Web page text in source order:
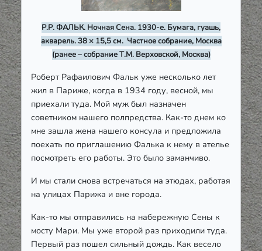
Р.Р. ФАЛЬК. Ночная Сена. 1930-е. Бумага, гуашь,
акварель. 38 × 15,5 см. Частное собрание, Москва
(ранее – собрание Т.М. Верховской, Москва)
Роберт Рафаилович Фальк уже несколько лет
жил в Париже, когда в 1934 году, весной, мы
приехали туда. Мой муж был назначен
советником нашего полпредства. Как-то днем ко
мне зашла жена нашего консула и предложила
поехать по приглашению Фалька к нему в ателье
посмотреть его работы. Это было заманчиво.
И мы стали снова встречаться на этюдах, работая
на улицах Парижа и вне города.
Как-то мы отправились на набережную Сены к
мосту Мари. Мы уже второй раз приходили туда.
Первый раз пошел сильный дождь. Как весело